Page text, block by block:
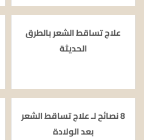
علاج تساقط الشعر بالطرق
الحديثة
8 نصائح لـ علاج تساقط الشعر
بعد الولادة